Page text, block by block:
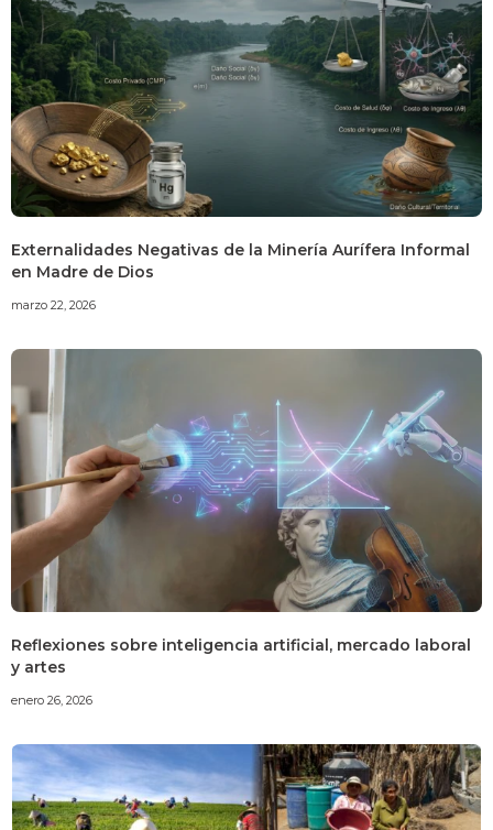
Externalidades Negativas de la Minería Aurífera Informal
en Madre de Dios
marzo 22, 2026
Reflexiones sobre inteligencia artificial, mercado laboral
y artes
enero 26, 2026